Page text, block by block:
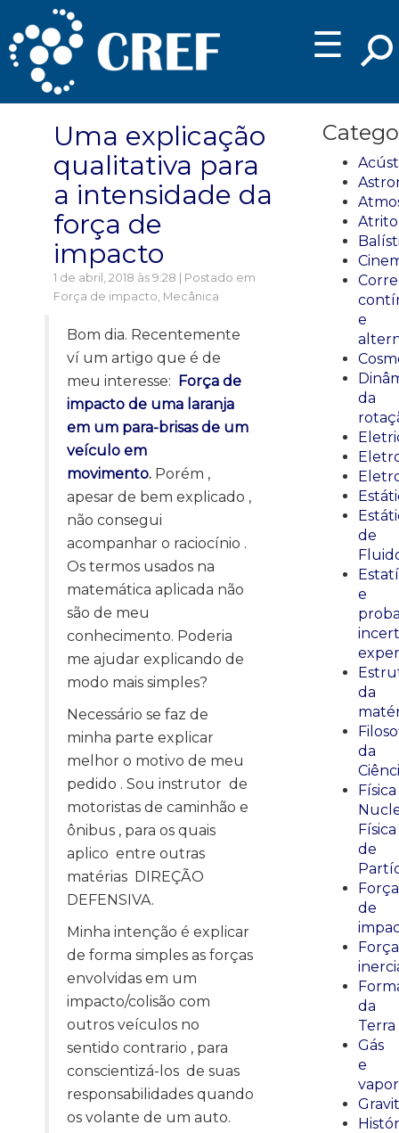
☰
Uma explicação
qualitativa para
a intensidade da
força de
impacto
1 de abril, 2018 às 9:28 | Postado em
Força de impacto, Mecânica
Bom dia. Recentemente
ví um artigo que é de
meu interesse: Força de
impacto de uma laranja
em um para-brisas de um
veículo em
movimento. Porém ,
apesar de bem explicado ,
não consegui
acompanhar o raciocínio .
Os termos usados na
matemática aplicada não
são de meu
conhecimento. Poderia
me ajudar explicando de
modo mais simples?
Necessário se faz de
minha parte explicar
melhor o motivo de meu
pedido . Sou instrutor de
motoristas de caminhão e
ônibus , para os quais
aplico entre outras
matérias DIREÇÃO
DEFENSIVA.
Minha intenção é explicar
de forma simples as forças
envolvidas em um
impacto/colisão com
outros veículos no
sentido contrario , para
conscientizá-los de suas
responsabilidades quando
os volante de um auto.
Atrito
e
da
de
e
da
da
Física
Física
de
Força
de
da
Terra
Gás
e
vapor